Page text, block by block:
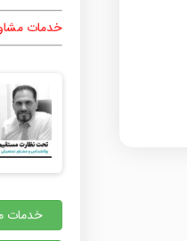
خدمات
خدمات